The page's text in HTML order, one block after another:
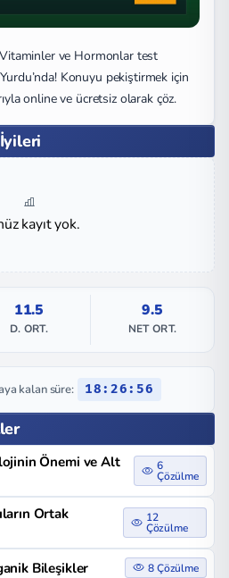
Vitaminler ve Hormonlar test
Konuyu pekiştirmek için
online ve ücretsiz olarak çöz.
kayıt yok.
11.5
D. ORT.
9.5
NET ORT.
kalan süre: 18:26:55
Önemi ve Alt
6
Çözülme
Ortak
12
Çözülme
Bileşikler 8 Çözülme